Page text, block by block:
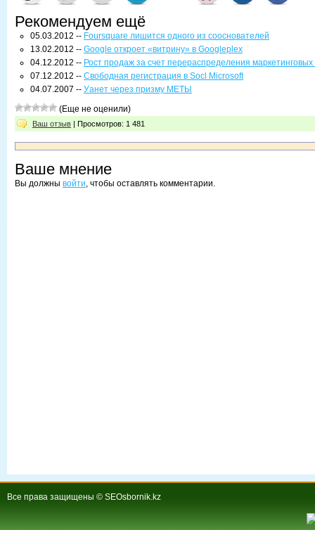
Рекомендуем ещё
05.03.2012 -- Foursquare лишится одного из сооснователей
13.02.2012 -- Google откроет «витрину» в Googleplex
04.12.2012 -- Рост продаж за счет перераспределения
07.12.2012 -- Свободная регистрация в Socl Microsoft
04.07.2007 -- Уанет через призму МЕТЫ
(Еще не оценили)
Ваш отзыв | Просмотров: 1 481
Ваше мнение
Вы должны войти, чтобы оставлять комментарии.
Все права защищены © SEOsbornik.kz